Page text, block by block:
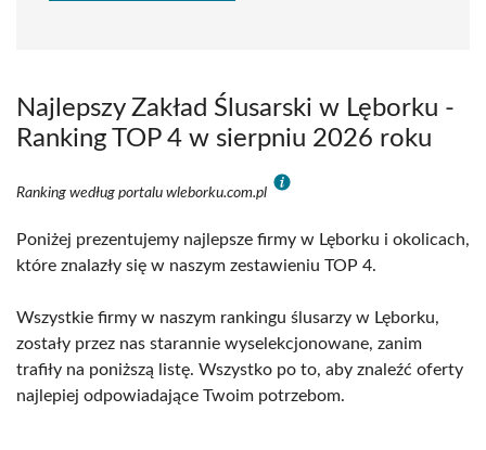
Najlepszy Zakład Ślusarski w Lęborku -
Ranking TOP 4 w sierpniu 2026 roku
Ranking według portalu wleborku.com.pl
Poniżej prezentujemy najlepsze firmy w Lęborku i okolicach,
które znalazły się w naszym zestawieniu TOP 4.
Wszystkie firmy w naszym rankingu ślusarzy w Lęborku,
zostały przez nas starannie wyselekcjonowane, zanim
trafiły na poniższą listę. Wszystko po to, aby znaleźć oferty
najlepiej odpowiadające Twoim potrzebom.